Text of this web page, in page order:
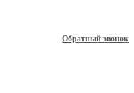
Обратный звонок